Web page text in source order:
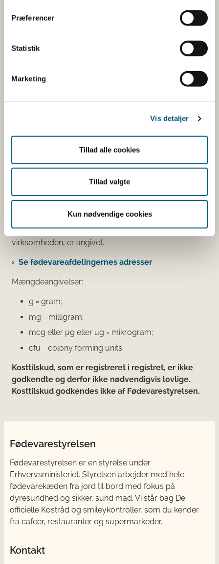
Præferencer
Statistik
Marketing
Vis detaljer
Tillad alle cookies
Tillad valgte
Kun nødvendige cookies
Her kan du bl.a. se, hvilke indholdsstoffer produktet
indeholder, og i hvilke mængder:
Vitaminer og mineraler.
fysiologisk virkning.
Du kan også finde kontaktoplysninger på den
klikker på virksomhedens navn, kan du se
virksomhedens smiley-status og de seneste
kontrolrapporter.
Den fødevareafdeling, der fører tilsyn med
virksomheden, er angivet.
Se fødevareafdelingernes adresser
Mængdeangivelser:
g = gram;
mg = milligram;
mcg eller μg eller ug = mikrogram;
cfu = colony forming units.
Kosttilskud, som er registreret i registret, er ikke
godkendte og derfor ikke nødvendigvis lovlige.
Kosttilskud godkendes ikke af Fødevarestyrelsen.
Fødevarestyrelsen
Fødevarestyrelsen er en styrelse under
Erhvervsministeriet. Styrelsen arbejder med hele
fødevarekæden fra jord til bord med fokus på
dyresundhed og sikker, sund mad. Vi står bag De
officielle Kostråd og smileykontroller, som du kender
fra cafeer, restauranter og supermarkeder.
Kontakt